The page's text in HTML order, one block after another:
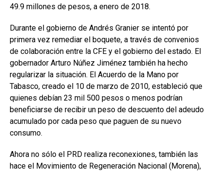
49.9 millones de pesos, a enero de 2018.
Durante el gobierno de Andrés Granier se intentó por
primera vez remediar el boquete, a través de convenios
de colaboración entre la CFE y el gobierno del estado. El
gobernador Arturo Núñez Jiménez también ha hecho
regularizar la situación. El Acuerdo de la Mano por
Tabasco, creado el 10 de marzo de 2010, estableció que
quienes debían 23 mil 500 pesos o menos podrían
beneficiarse de recibir un peso de descuento del adeudo
acumulado por cada peso que paguen de su nuevo
consumo.
Ahora no sólo el PRD realiza reconexiones, también las
hace el Movimiento de Regeneración Nacional (Morena),